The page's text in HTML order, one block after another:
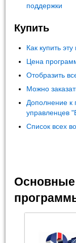
поддержки
Купить
Как купить
Цена
Отобразить
Можно
Дополнение к
управленцев
Список всех
Основные